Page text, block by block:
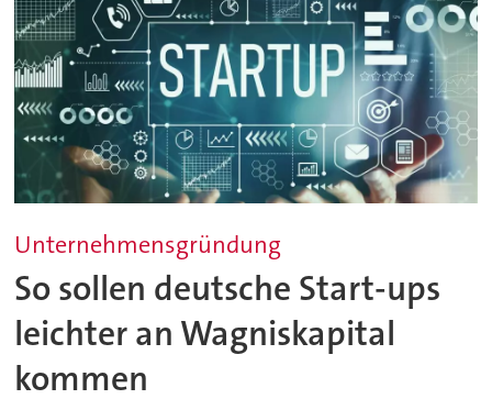
Unternehmensgründung
So sollen deutsche Start-ups
leichter an Wagniskapital
kommen